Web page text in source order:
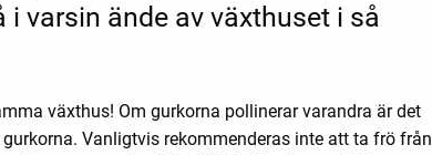
i varsin ände av växthuset i så
växthus! Om gurkorna pollinerar varandra är det
Vanligtvis rekommenderas inte att ta frö från